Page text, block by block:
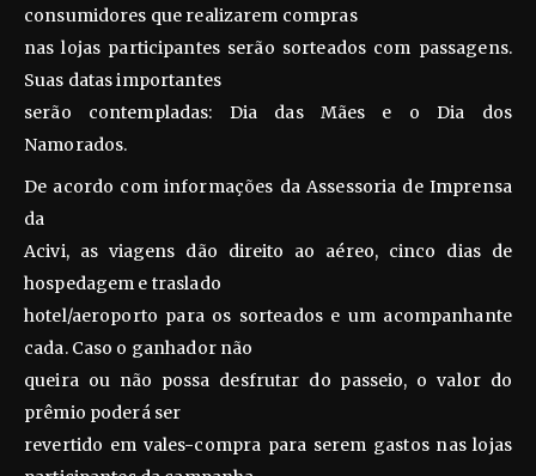
consumidores que realizarem compras
nas lojas participantes serão sorteados com passagens.
Suas datas importantes
serão contempladas: Dia das Mães e o Dia dos
Namorados.
De acordo com informações da Assessoria de Imprensa
da
Acivi, as viagens dão direito ao aéreo, cinco dias de
hospedagem e traslado
hotel/aeroporto para os sorteados e um acompanhante
cada. Caso o ganhador não
queira ou não possa desfrutar do passeio, o valor do
prêmio poderá ser
revertido em vales-compra para serem gastos nas lojas